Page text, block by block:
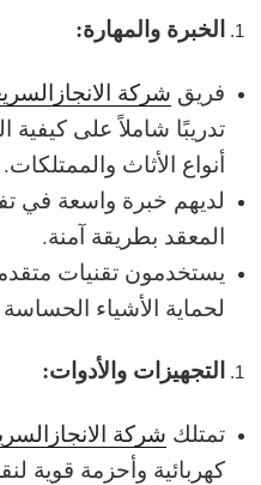
الخبرة والمهارة:
فريق شركة
تدريبًا شاملاً على
أنواع الأثاث والممتلكات.
لديهم خبرة واسعة في
المعقد بطريقة آمنة.
يستخدمون تقنيات
لحماية الأشياء
التجهيزات والأدوات:
تمتلك شركة
كهربائية وأحزمة قوية